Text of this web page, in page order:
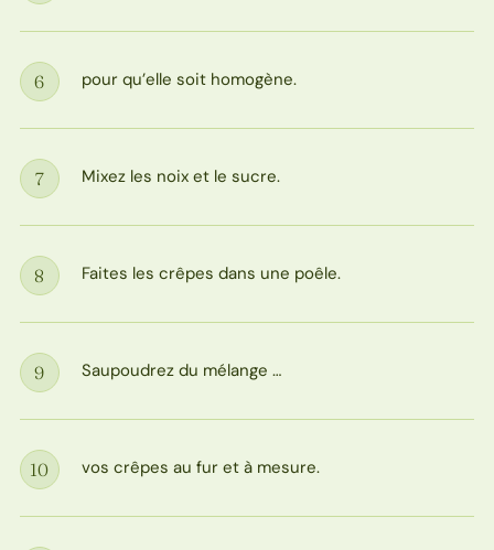
Étape
6 pour qu’elle soit homogène.
Étape
7 Mixez les noix et le sucre.
Étape
8 Faites les crêpes dans une poêle.
Étape
9 Saupoudrez du mélange …
Étape
10 vos crêpes au fur et à mesure.